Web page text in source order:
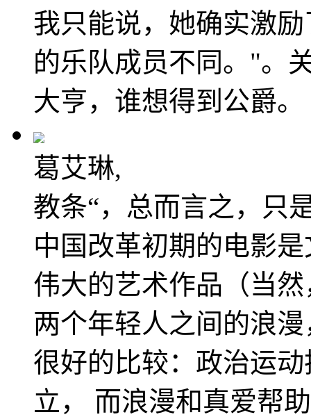
我只能说，她确实激
的乐队成员不同。"。
大亨，谁想得到公爵。
葛艾琳,
教条“，总而言之，只
中国改革初期的电影
伟大的艺术作品（当
两个年轻人之间的浪
很好的比较：政治运
立， 而浪漫和真爱帮